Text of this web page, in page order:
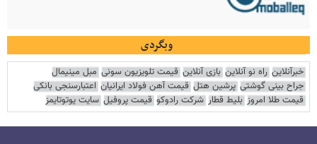
وبگردی
خبرآنلاین راه نو آنلاین بازی آنلاین قیمت تلویزیون سونی مبل مینیمال
جراح بینی گوشتی پرشین هتل قیمت آهن فولاد ایرانیان اعتبارسنجی بانکی
قیمت طلا امروز بلیط قطار شرکت رادوکو قیمت پروفیل سایت یوتوتایمز